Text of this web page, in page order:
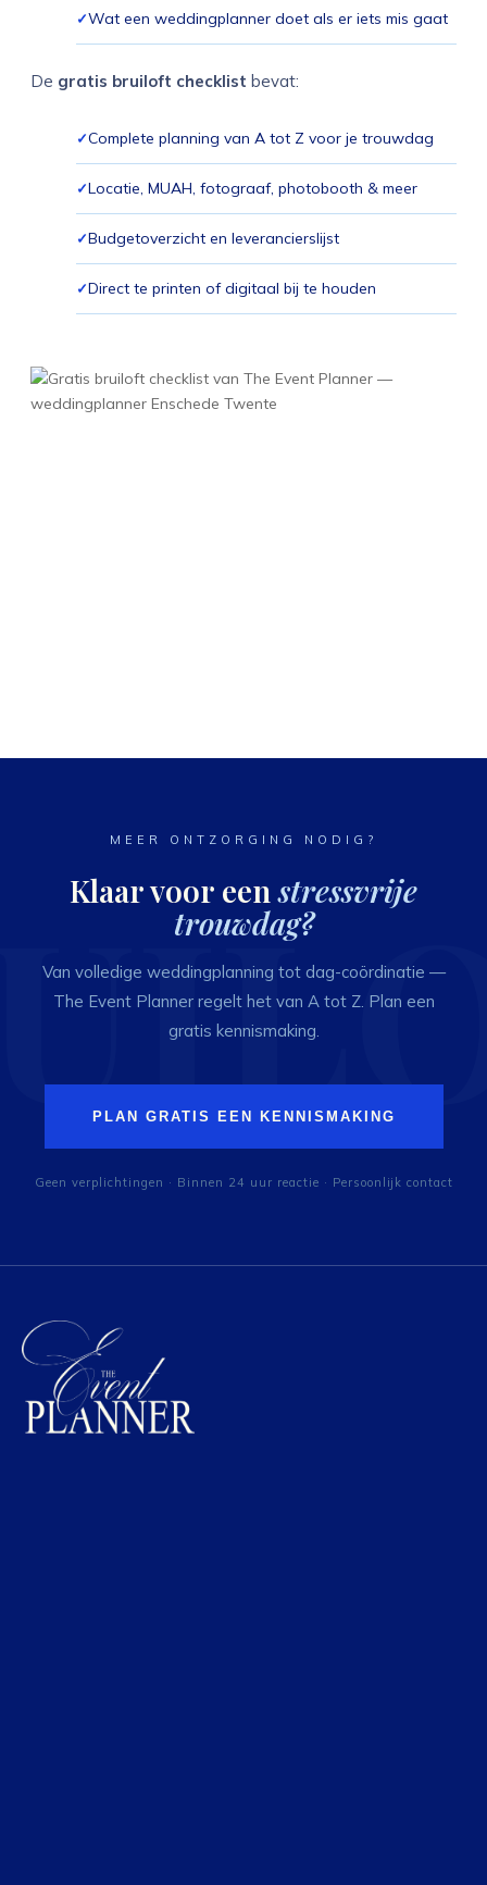
Wat een weddingplanner doet als er iets mis gaat
De gratis bruiloft checklist bevat:
Complete planning van A tot Z voor je trouwdag
Locatie, MUAH, fotograaf, photobooth & meer
Budgetoverzicht en leverancierslijst
Direct te printen of digitaal bij te houden
MEER ONTZORGING NODIG?
Klaar voor eenstressvrije
trouwdag?
Van volledige weddingplanning tot dag-coördinatie —
The Event Planner regelt het van A tot Z. Plan een
gratis kennismaking.
PLAN GRATIS EEN KENNISMAKING
Geen verplichtingen · Binnen 24 uur reactie · Persoonlijk contact